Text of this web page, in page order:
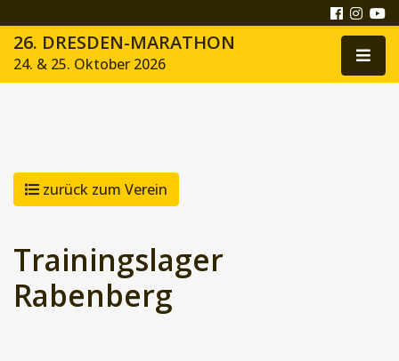
26. DRESDEN-MARATHON
24. & 25. Oktober 2026
zurück zum Verein
Trainingslager
Rabenberg